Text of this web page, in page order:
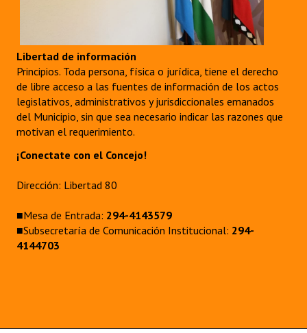
Libertad de información
Principios. Toda persona, física o jurídica, tiene el derecho
de libre acceso a las fuentes de información de los actos
legislativos, administrativos y jurisdiccionales emanados
del Municipio, sin que sea necesario indicar las razones que
motivan el requerimiento.
¡Conectate con el Concejo!
Dirección: Libertad 80
■Mesa de Entrada: 294-4143579
■Subsecretaría de Comunicación Institucional: 294-
4144703